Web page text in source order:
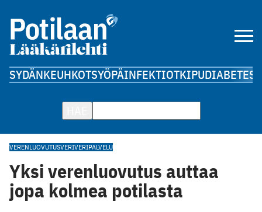
SYDÄNKEUHKOTSYÖPÄINFEKTIOTKIPUDIABETES
VERENLUOVUTUSVERIVERIPALVELU
Yksi verenluovutus auttaa
jopa kolmea potilasta